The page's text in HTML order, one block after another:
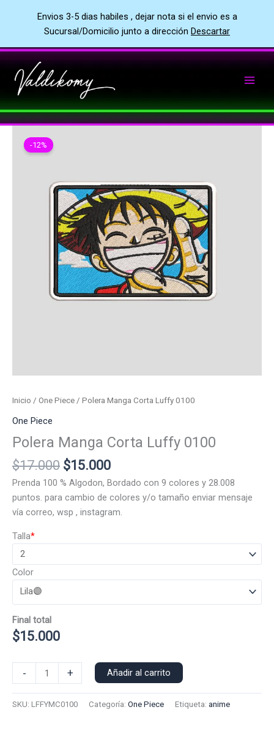
Envios 3-5 dias habiles , dejar nota si el envio es a
Sucursal/Domicilio junto a dirección Descartar
al
contenido
-12%
Inicio / One Piece / Polera Manga Corta Luffy 0100
One Piece
Polera Manga Corta Luffy 0100
$17.000 El
precio
original
era:
$15.000El
precio
actual
es:
Prenda 100 % Algodon, Bordado con 9 colores y 28.008
puntos. para cambio de colores y/o tamaño enviar mensaje
vía correo, wsp , instagram.
*
Talla
Color
Final total
$15.000
-
Manga
+ Añadir al carrito
SKU: LFFYMC0100 Categoría: One Piece Etiqueta: anime